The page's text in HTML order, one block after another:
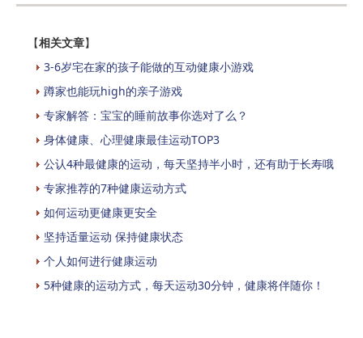
【相关文章】
3-6岁宅在家的孩子能做的互动健康小游戏
蹲家也能玩high的亲子游戏
专家解答：宝宝的睡前故事你选对了么？
身体健康、心理健康最佳运动TOP3
公认4种最健康的运动，每天坚持半小时，还有助于长寿哦
专家推荐的7种健康运动方式
如何运动更健康更安全
坚持适量运动 保持健康状态
个人如何进行健康运动
5种健康的运动方式，每天运动30分钟，健康将伴随你！